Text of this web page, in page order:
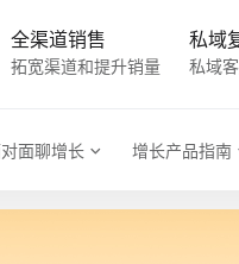
全渠道销售
拓宽渠道和提升销量
私域
私域
面聊增长 增长产品指南